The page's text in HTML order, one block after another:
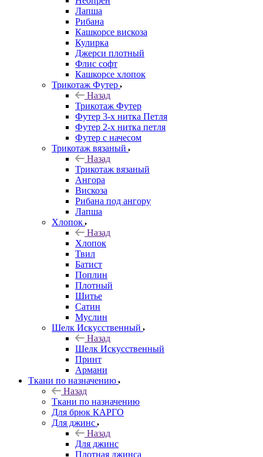
Лапша
Рибана
Кашкорсе вискоза
Кулирка
Джерси плотный
Флис софт
Кашкорсе хлопок
Трикотаж Футер
Назад
Трикотаж Футер
Футер 3-х нитка Петля
Футер 2-х нитка петля
Футер с начесом
Трикотаж вязаный
Назад
Трикотаж вязаный
Ангора
Вискоза
Рибана под ангору
Лапша
Хлопок
Назад
Хлопок
Твил
Батист
Поплин
Плотный
Шитье
Сатин
Муслин
Шелк Искусственный
Назад
Шелк Искусственный
Принт
Армани
Ткани по назначению
Назад
Ткани по назначению
Для брюк КАРГО
Для джинс
Назад
Для джинс
Плотная джинса